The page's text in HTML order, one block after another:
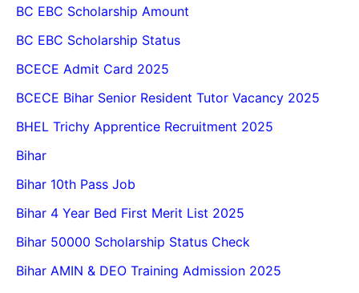
BC EBC Scholarship Amount
BC EBC Scholarship Status
BCECE Admit Card 2025
BCECE Bihar Senior Resident Tutor Vacancy 2025
BHEL Trichy Apprentice Recruitment 2025
Bihar
Bihar 10th Pass Job
Bihar 4 Year Bed First Merit List 2025
Bihar 50000 Scholarship Status Check
Bihar AMIN & DEO Training Admission 2025